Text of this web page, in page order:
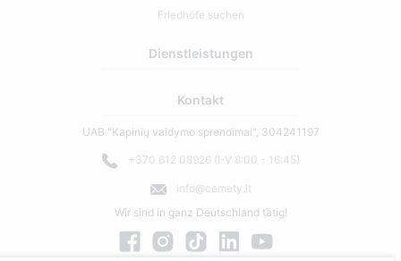
Friedhöfe suchen
Dienstleistungen
Kontakt
UAB "Kapinių valdymo sprendimai", 304241197
+370 612 08926 (I-V 8:00 - 16:45)
info@cemety.lt
Wir sind in ganz Deutschland tätig!